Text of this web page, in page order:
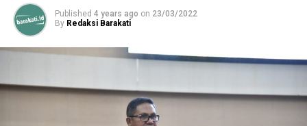
Published 4 years ago on 23/03/2022
By Redaksi Barakati